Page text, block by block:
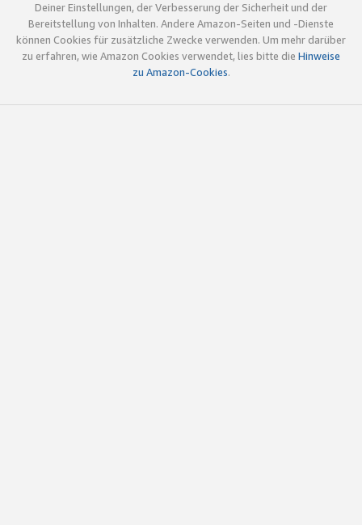
Deiner Einstellungen, der Verbesserung der Sicherheit und der
Bereitstellung von Inhalten. Andere Amazon-Seiten und -Dienste
können Cookies für zusätzliche Zwecke verwenden. Um mehr darüber
zu erfahren, wie Amazon Cookies verwendet, lies bitte die Hinweise
zu Amazon-Cookies.